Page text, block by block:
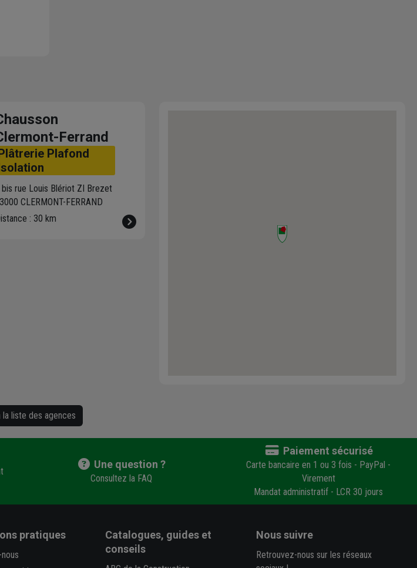
à
Ferrand
Plafond
bis rue Louis Blériot ZI Brezet
CLERMONT-FERRAND
: 30 km
la liste des agences
Une question ?
Consultez la FAQ
Paiement sécurisé
Carte bancaire en 1 ou 3 fois - PayPal -
Virement
Mandat administratif - LCR 30 jours
pratiques
Catalogues, guides et
conseils
Nous suivre
Retrouvez-nous sur les réseaux